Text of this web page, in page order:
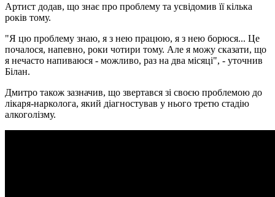
Артист додав, що знає про проблему та усвідомив її кілька
років тому.
"Я цю проблему знаю, я з нею працюю, я з нею борюся... Це
почалося, напевно, роки чотири тому. Але я можу сказати, що
я нечасто напиваюся - можливо, раз на два місяці", - уточнив
Білан.
Дмитро також зазначив, що звертався зі своєю проблемою до
лікаря-нарколога, який діагностував у нього третю стадію
алкоголізму.